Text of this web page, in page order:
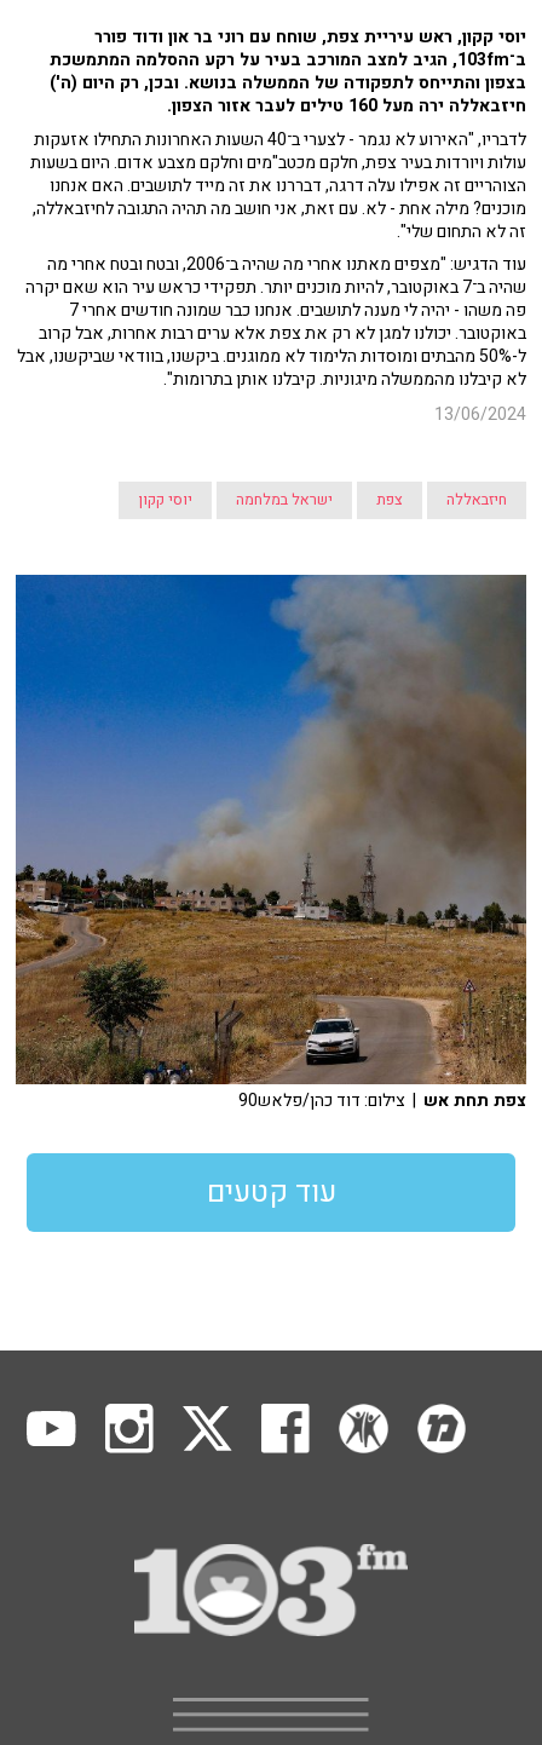
יוסי קקון, ראש עיריית צפת, שוחח עם רוני בר און ודוד פורר
ב־103fm, הגיב למצב המורכב בעיר על רקע ההסלמה המתמשכת
בצפון והתייחס לתפקודה של הממשלה בנושא. ובכן, רק היום (ה')
חיזבאללה ירה מעל 160 טילים לעבר אזור הצפון.
לדבריו, "האירוע לא נגמר - לצערי ב־40 השעות האחרונות התחילו אזעקות
עולות ויורדות בעיר צפת, חלקם מכטב"מים וחלקם מצבע אדום. היום בשעות
הצוהריים זה אפילו עלה דרגה, דבררנו את זה מייד לתושבים. האם אנחנו
מוכנים? מילה אחת - לא. עם זאת, אני חושב מה תהיה התגובה לחיזבאללה,
זה לא התחום שלי".
עוד הדגיש: "מצפים מאתנו אחרי מה שהיה ב־2006, ובטח ובטח אחרי מה
שהיה ב־7 באוקטובר, להיות מוכנים יותר. תפקידי כראש עיר הוא שאם יקרה
פה משהו - יהיה לי מענה לתושבים. אנחנו כבר שמונה חודשים אחרי 7
באוקטובר. יכולנו למגן לא רק את צפת אלא ערים רבות אחרות, אבל קרוב
ל-50% מהבתים ומוסדות הלימוד לא ממוגנים. ביקשנו, בוודאי שביקשנו, אבל
לא קיבלנו מהממשלה מיגוניות. קיבלנו אותן בתרומות".
13/06/2024
חיזבאללה צפת ישראל במלחמה יוסי קקון
צפת תחת אש | צילום: דוד כהן/פלאש90
עוד קטעים